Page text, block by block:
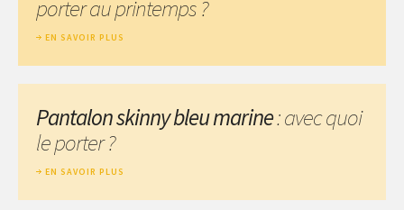
porter au printemps ?
EN SAVOIR PLUS
Pantalon skinny bleu marine: avec quoi
le porter ?
EN SAVOIR PLUS